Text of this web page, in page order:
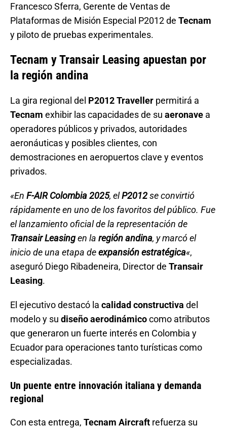
Francesco Sferra, Gerente de Ventas de
Plataformas de Misión Especial P2012 de Tecnam
y piloto de pruebas experimentales.
Tecnam y Transair Leasing apuestan por
la región andina
La gira regional del P2012 Traveller permitirá a
Tecnam exhibir las capacidades de su aeronave a
operadores públicos y privados, autoridades
aeronáuticas y posibles clientes, con
demostraciones en aeropuertos clave y eventos
privados.
«En F-AIR Colombia 2025, elP2012se convirtió
rápidamente en uno de los favoritos del público. Fue
el lanzamiento oficial de la representación de
Transair Leasingen la región andina, y marcó el
inicio de una etapa deexpansión estratégica«,
aseguró Diego Ribadeneira, Director de Transair
Leasing.
El ejecutivo destacó la calidad constructiva del
modelo y su diseño aerodinámicocomo atributos
que generaron un fuerte interés en Colombia y
Ecuador para operaciones tanto turísticas como
especializadas.
Un puente entre innovación italiana y demanda
regional
Con esta entrega, Tecnam Aircraft refuerza su